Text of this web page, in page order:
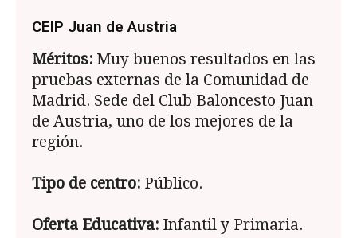
CEIP Juan de Austria
Méritos: Muy buenos resultados en las
pruebas externas de la Comunidad de
Madrid. Sede del Club Baloncesto Juan
de Austria, uno de los mejores de la
región.
Tipo de centro: Público.
Oferta Educativa: Infantil y Primaria.